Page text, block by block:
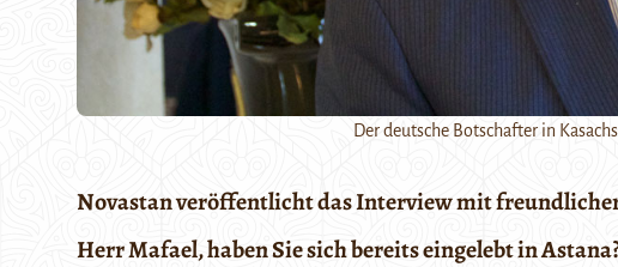
Der deutsche Botschafter in
Novastan veröffentlicht das Interview mit
Herr Mafael, haben Sie sich bereits eingelebt in